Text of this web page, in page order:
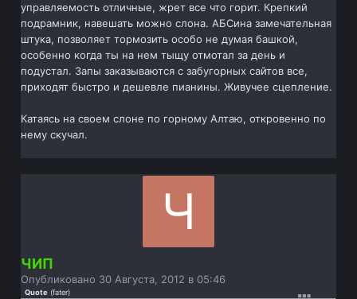
управляемость отличные, жрет все что горит. Крепкий
подрамник, навешать можно слона. АБСина замечательная
штука, позволяет тормозить особо не думая башкой,
особенно когда ты на нем тыщу отмотал за день и
подустал. Запы заказываются с забугорных сайтов все,
приходят быстро и дешевле пианины. Живучее сцепление.
Катаясь на своем слоне по горному Алтаю, откровенно по
нему скучал.
ЧИП
Опубликовано 30 Августа, 2012 в 05:46
Quote (fater)